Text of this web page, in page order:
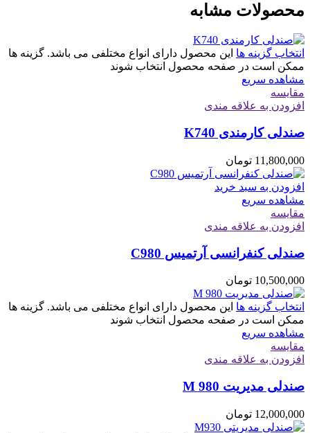
محصولات مشابه
انتخاب گزینه ها این محصول دارای انواع مختلفی می باشد. گزینه ها
ممکن است در صفحه محصول انتخاب شوند
مشاهده سریع
مقایسه
افزودن به علاقه مندی
صندلی کارمندی K740
11,800,000 تومان
افزودن به سبد خرید
مشاهده سریع
مقایسه
افزودن به علاقه مندی
صندلی کنفرانسی آرتمیس C980
10,500,000 تومان
انتخاب گزینه ها این محصول دارای انواع مختلفی می باشد. گزینه ها
ممکن است در صفحه محصول انتخاب شوند
مشاهده سریع
مقایسه
افزودن به علاقه مندی
صندلی مدیریت M 980
12,000,000 تومان